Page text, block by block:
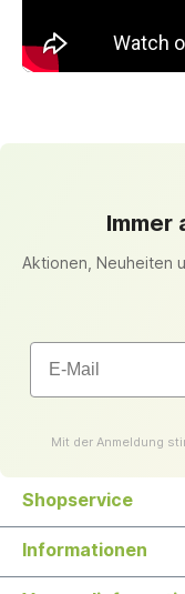
Immer
Aktionen, Neuheiten
Email
Mit der Anmeldung
Shopservice
Informationen